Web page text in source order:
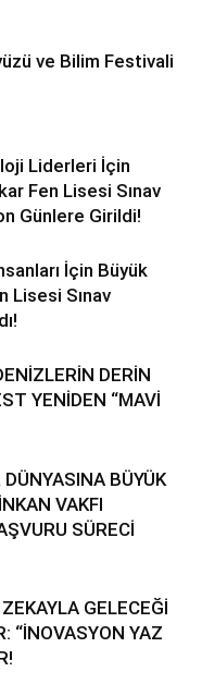
ve Bilim Festivali
Liderleri İçin
Fen Lisesi Sınav
Günlere Girildi!
İçin Büyük
Lisesi Sınav
DERİN
YENİDEN “MAVİ
BÜYÜK
VAKFI
SÜRECİ
GELECEĞİ
“İNOVASYON YAZ